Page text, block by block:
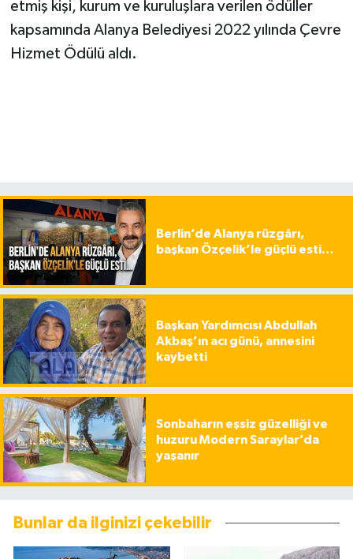
etmiş kişi, kurum ve kuruluşlara verilen ödüller
kapsamında Alanya Belediyesi 2022 yılında Çevre
Hizmet Ödülü aldı.
Berlin’de Alanya rüzgârı,
başkan Özçelik’le güçlü esti…
Başkan Yardımcısı Abdullah
Akbaş’ın acı günü, annesini
kaybetti
Sonbaharın eşsiz güzelliği ve
huzuru Modern Saraylar’da
yaşanır
Bunlar da ilginizi çekebilir